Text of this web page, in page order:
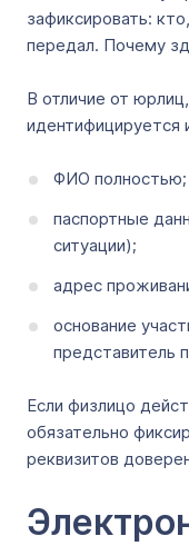
зафиксировать:
передал. Почему
В отличие от
идентифицируется
ФИО полностью;
паспортные
ситуации);
адрес
основание
представитель
Если физлицо
обязательно
реквизитов